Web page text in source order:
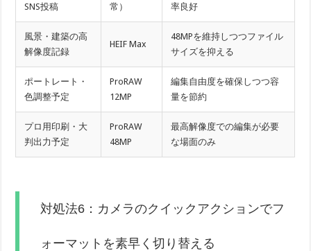
SNS投稿
常）
率良好
風景・建築の高
解像度記録
HEIF Max
48MPを維持しつつファイル
サイズを抑える
ポートレート・
色調整予定
ProRAW
12MP
編集自由度を確保しつつ容
量を節約
プロ用印刷・大
判出力予定
ProRAW
48MP
最高解像度での編集が必要
な場面のみ
対処法6：カメラのクイックアクションでフ
ォーマットを素早く切り替える